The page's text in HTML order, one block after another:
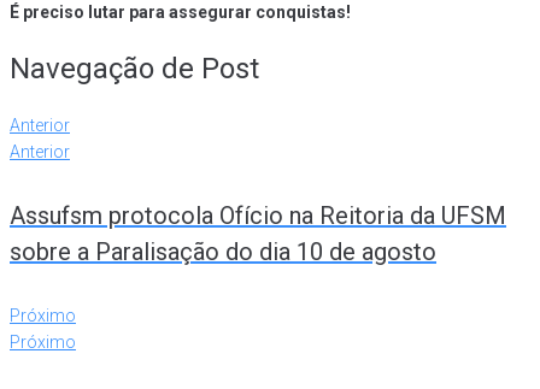
É preciso lutar para assegurar conquistas!
Navegação de Post
Anterior
Anterior
Assufsm protocola Ofício na Reitoria da UFSM
sobre a Paralisação do dia 10 de agosto
Próximo
Próximo